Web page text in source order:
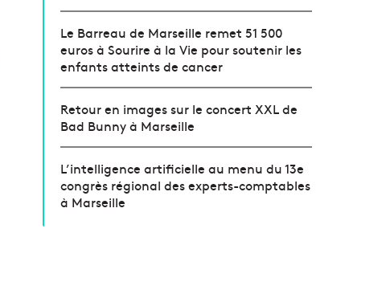
Le Barreau de Marseille remet 51 500
euros à Sourire à la Vie pour soutenir les
enfants atteints de cancer
Retour en images sur le concert XXL de
Bad Bunny à Marseille
L’intelligence artificielle au menu du 13e
congrès régional des experts-comptables
à Marseille